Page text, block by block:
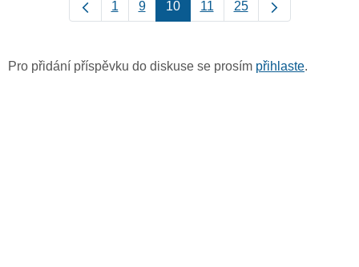
1 9 10 11 25
Pro přidání příspěvku do diskuse se prosím přihlaste.